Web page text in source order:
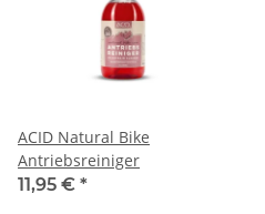
ACID Natural Bike
Antriebsreiniger
11,95 € *